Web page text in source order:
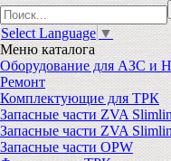
Select Language ▼
Менюкаталога
Оборудование для АЗС и
Ремонт
Комплектующие для ТРК
Запасные части ZVA
Запасные части ZVA
Запасные части OPW